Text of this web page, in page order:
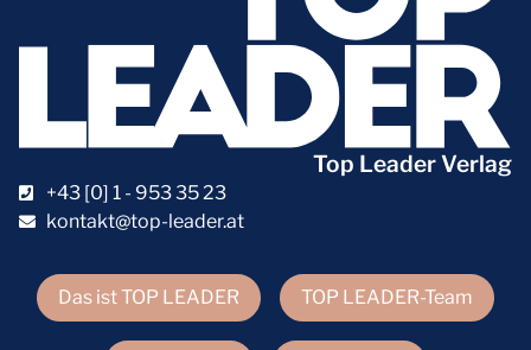
Das ist TOP LEADER TOP LEADER-Team
Top Leader Verlag
+43 [0] 1 - 953 35 23
kontakt@top-leader.at